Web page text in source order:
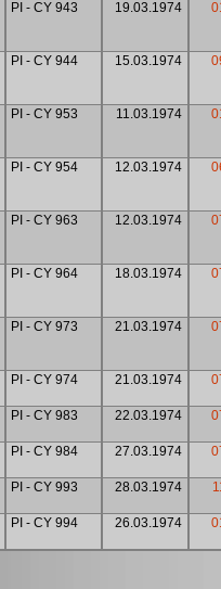
PI - CY 943 19.03.1974
PI - CY 944 15.03.1974
PI - CY 953 11.03.1974
PI - CY 954 12.03.1974
PI - CY 963 12.03.1974
PI - CY 964 18.03.1974
PI - CY 973 21.03.1974
PI - CY 974 21.03.1974
PI - CY 983 22.03.1974
PI - CY 984 27.03.1974
PI - CY 993 28.03.1974
PI - CY 994 26.03.1974